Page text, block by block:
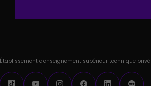
Établissement d'enseignement supérieur technique privé